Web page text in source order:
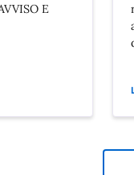
E
DELL'INFANZIA 2026